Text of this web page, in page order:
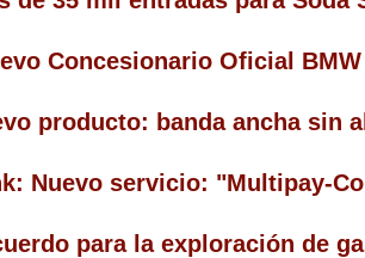
Concesionario Oficial BMW
producto: banda ancha sin
Nuevo servicio: "Multipay-
para la exploración de